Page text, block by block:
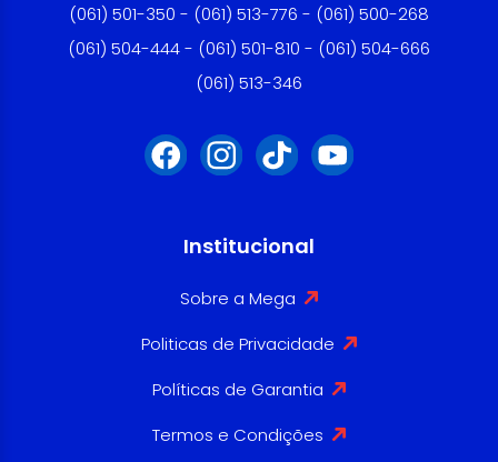
(061) 501-350 - (061) 513-776 - (061) 500-268
(061) 504-444 - (061) 501-810 - (061) 504-666
(061) 513-346
Institucional
Sobre a Mega
Politicas de Privacidade
Políticas de Garantia
Termos e Condições